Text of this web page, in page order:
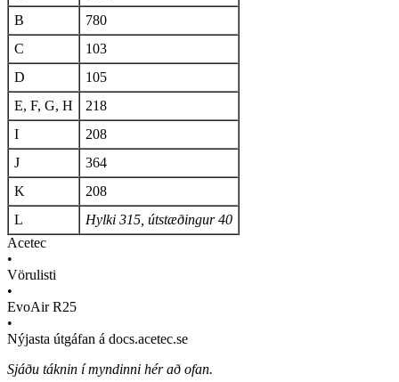
B
780
C
103
D
105
E, F, G, H
218
I
208
J
364
K
208
L
Hylki 315, útstæðingur 40
Acetec
•
Vörulisti
•
EvoAir R25
•
Nýjasta útgáfan á docs.acetec.se
Sjáðu táknin í myndinni hér að ofan.